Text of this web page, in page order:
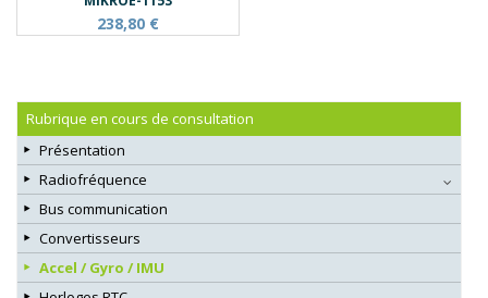
238,80 €
Rubrique en cours de consultation
Présentation
Radiofréquence
Bus communication
Convertisseurs
Accel / Gyro / IMU